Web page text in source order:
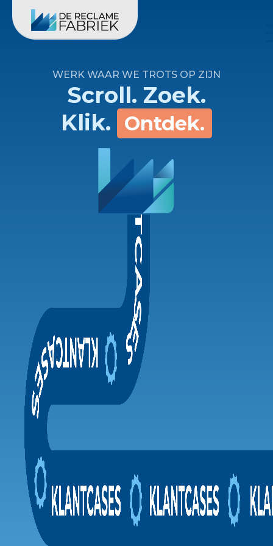
WERK WAAR WE TROTS OP ZIJN
Scroll. Zoek.
Klik.
Ontdek.